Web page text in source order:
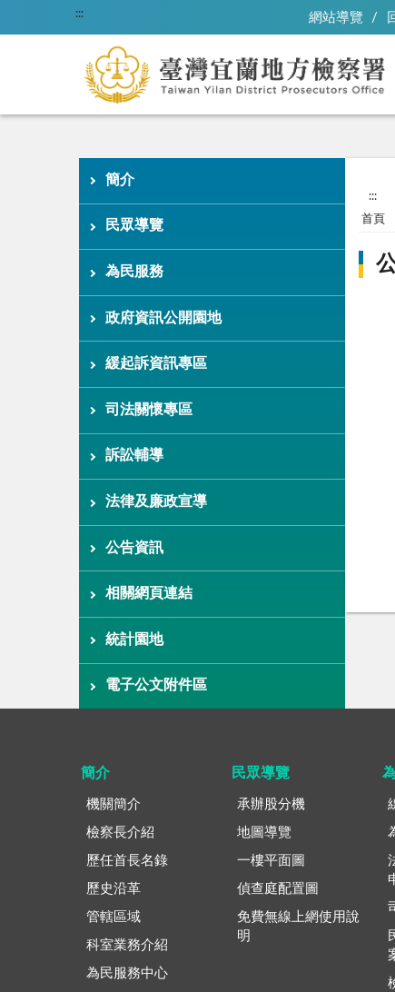
::: 網站導覽
簡介
民眾導覽
為民服務
政府資訊公開園地
緩起訴資訊專區
司法關懷專區
訴訟輔導
法律及廉政宣導
公告資訊
相關網頁連結
統計園地
電子公文附件區
:::
首頁
簡介
機關簡介
檢察長介紹
歷任首長名錄
歷史沿革
管轄區域
科室業務介紹
為民服務中心
民眾導覽
承辦股分機
地圖導覽
一樓平面圖
偵查庭配置圖
免費無線上網使用說
明